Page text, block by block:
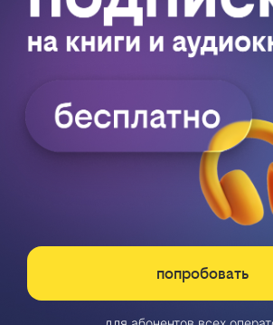
попробовать